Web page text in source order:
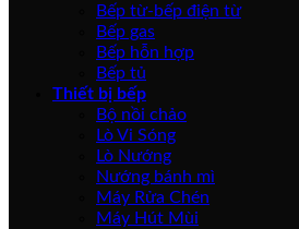
Bếp từ-bếp điện từ
Bếp gas
Bếp hỗn hợp
Bếp tủ
Thiết bị bếp
Bộ nồi chảo
Lò Vi Sóng
Lò Nướng
Nướng bánh mì
Máy Rửa Chén
Máy Hút Mùi